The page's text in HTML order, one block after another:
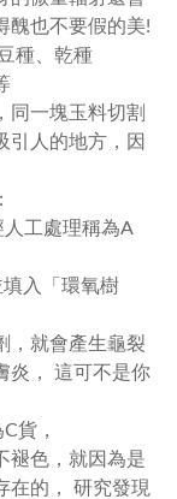
醜也不要假的美!
種、乾種
同一塊玉料切割
引人的地方，因
工處理稱為A
入「環氧樹
，就會產生龜裂
炎， 這可不是你
貨，
褪色，就因為是
在的， 研究發現